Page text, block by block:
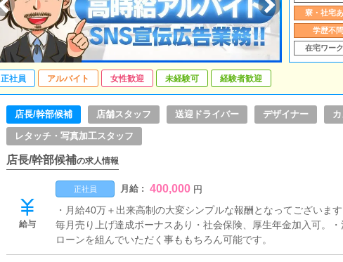
寮・社宅
学歴不問
在宅ワー
正社員 アルバイト 女性歓迎 未経験可 経験者歓迎
店長/幹部候補 店舗スタッフ 送迎ドライバー デザイナー
レタッチ・写真加工スタッフ
店長/幹部候補の求人情報
給与
正社員 月給 : 400,000 円
・月給40万＋出来高制の大変シンプルな報酬となってございま
毎月売り上げ達成ボーナスあり・社会保険、厚生年金加入可。
ローンを組んでいただく事ももちろん可能です。